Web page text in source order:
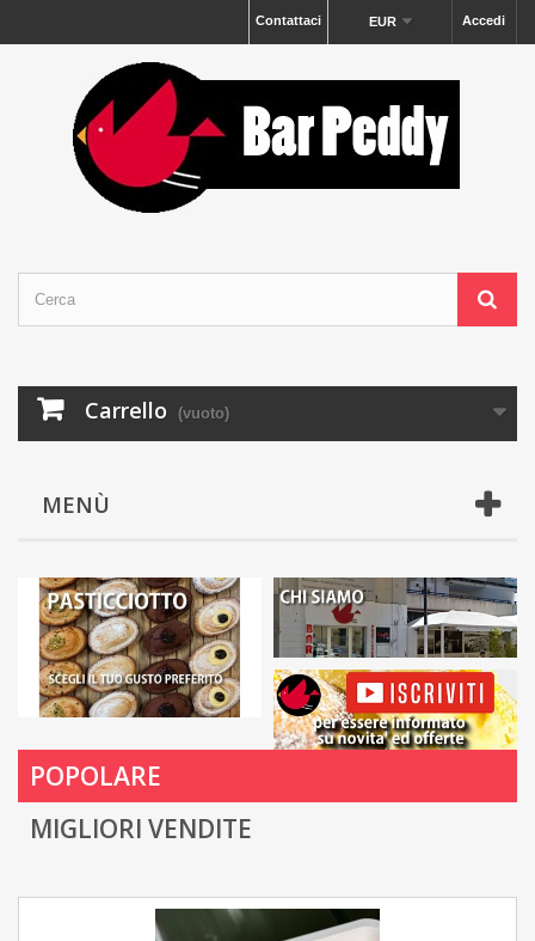
Accedi
EUR
Contattaci
Carrello (vuoto)
MENÙ
POPOLARE
MIGLIORI VENDITE